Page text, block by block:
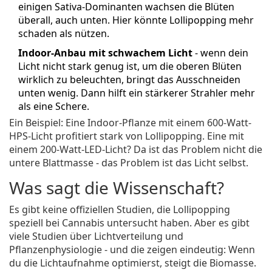
einigen Sativa-Dominanten wachsen die Blüten
überall, auch unten. Hier könnte Lollipopping mehr
schaden als nützen.
Indoor-Anbau mit schwachem Licht- wenn dein
Licht nicht stark genug ist, um die oberen Blüten
wirklich zu beleuchten, bringt das Ausschneiden
unten wenig. Dann hilft ein stärkerer Strahler mehr
als eine Schere.
Ein Beispiel: Eine Indoor-Pflanze mit einem 600-Watt-
HPS-Licht profitiert stark von Lollipopping. Eine mit
einem 200-Watt-LED-Licht? Da ist das Problem nicht die
untere Blattmasse - das Problem ist das Licht selbst.
Was sagt die Wissenschaft?
Es gibt keine offiziellen Studien, die Lollipopping
speziell bei Cannabis untersucht haben. Aber es gibt
viele Studien über Lichtverteilung und
Pflanzenphysiologie - und die zeigen eindeutig: Wenn
du die Lichtaufnahme optimierst, steigt die Biomasse.